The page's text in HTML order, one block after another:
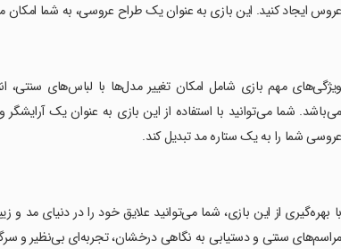
عروس ایجاد کنید. این بازی به عنوان یک طراح عروسی، به شما
‏ویژگی‌های مهم بازی شامل امکان تغییر مدل‌ها با لباس‌های سنتی،
می‌باشد. شما می‌توانید با استفاده از این بازی به عنوان یک
عروسی شما را به یک ستاره مد تبدیل کند.
‏با بهره‌گیری از این بازی، شما می‌توانید علایق خود را در دنیای مد
مراسم‌های سنتی و دستیابی به نگاهی درخشان، تجربه‌ای بی‌نظیر و